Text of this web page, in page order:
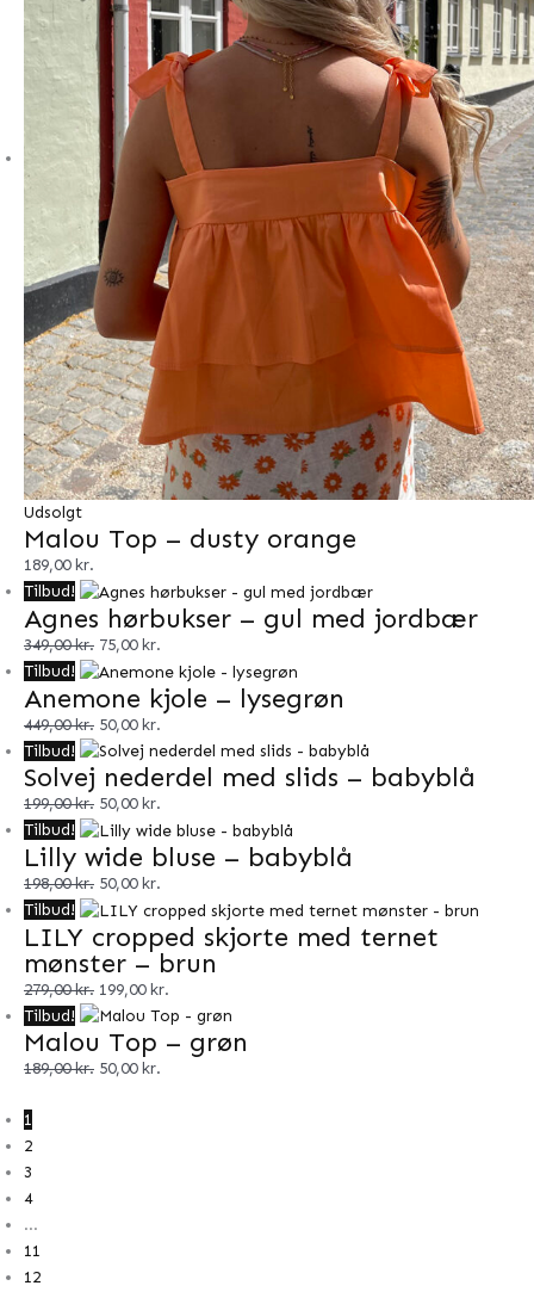
Udsolgt
Malou Top – dusty orange
189,00kr.
Tilbud!
Agnes hørbukser – gul med jordbær
349,00kr. 75,00kr.
Tilbud!
Anemone kjole – lysegrøn
449,00kr. 50,00kr.
Tilbud!
Solvej nederdel med slids – babyblå
199,00kr. 50,00kr.
Tilbud!
Lilly wide bluse – babyblå
198,00kr. 50,00kr.
Tilbud!
LILY cropped skjorte med ternet
mønster – brun
279,00kr. 199,00kr.
Tilbud!
Malou Top – grøn
189,00kr. 50,00kr.
1
2
3
4
…
11
12